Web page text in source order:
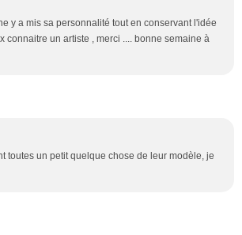
y a mis sa personnalité tout en conservant l'idée
un artiste , merci .... bonne semaine à
toutes un petit quelque chose de leur modèle, je